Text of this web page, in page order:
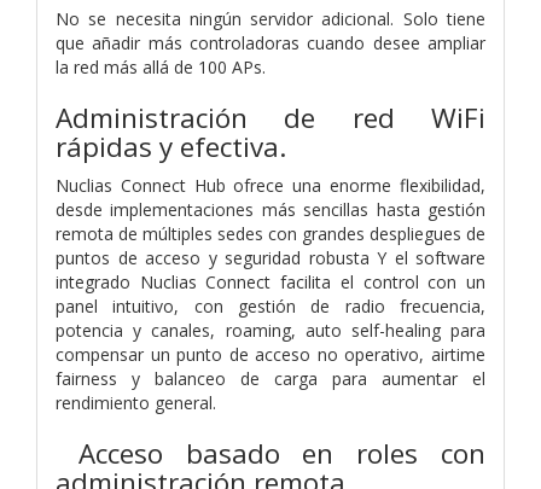
No se necesita ningún servidor adicional. Solo tiene
que añadir más controladoras cuando desee ampliar
la red más allá de 100 APs.
Administración de red WiFi
rápidas y efectiva.
Nuclias Connect Hub ofrece una enorme flexibilidad,
desde implementaciones más sencillas hasta gestión
remota de múltiples sedes con grandes despliegues de
puntos de acceso y seguridad robusta Y el software
integrado Nuclias Connect facilita el control con un
panel intuitivo, con gestión de radio frecuencia,
potencia y canales, roaming, auto self-healing para
compensar un punto de acceso no operativo, airtime
fairness y balanceo de carga para aumentar el
rendimiento general.
Acceso basado en roles con